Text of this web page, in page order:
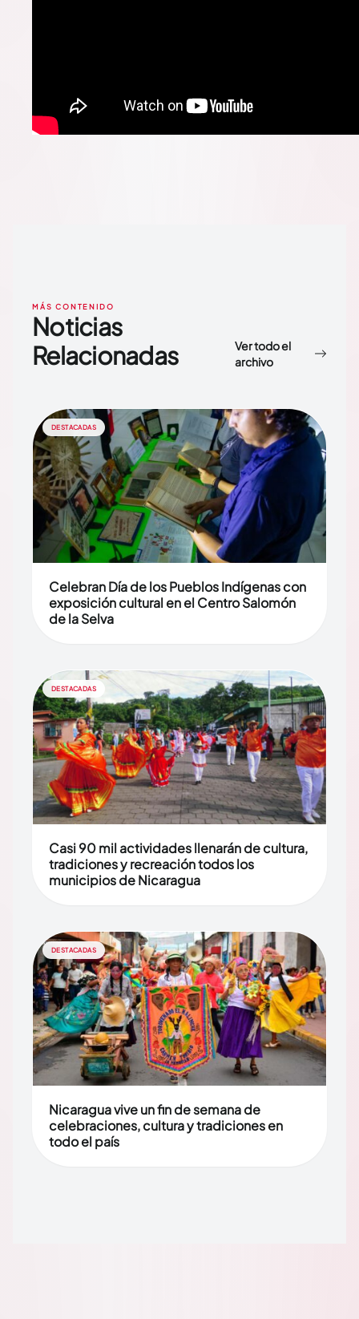
MÁS CONTENIDO
Noticias
Relacionadas
Ver todo el
archivo
DESTACADAS
Celebran Día de los Pueblos Indígenas con
exposición cultural en el Centro Salomón
de la Selva
DESTACADAS
Casi 90 mil actividades llenarán de cultura,
tradiciones y recreación todos los
municipios de Nicaragua
DESTACADAS
Nicaragua vive un fin de semana de
celebraciones, cultura y tradiciones en
todo el país